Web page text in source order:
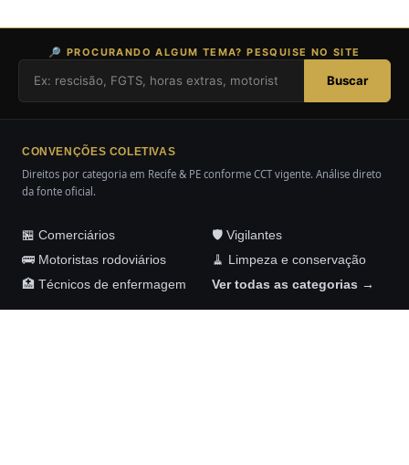
🔎 PROCURANDO ALGUM TEMA? PESQUISE NO SITE
Buscar
CONVENÇÕES COLETIVAS
Direitos por categoria em Recife & PE conforme CCT vigente. Análise direto
da fonte oficial.
🏪 Comerciários
🛡️ Vigilantes
🚌 Motoristas rodoviários
🧹 Limpeza e conservação
🏥 Técnicos de enfermagem
Ver todas as categorias →